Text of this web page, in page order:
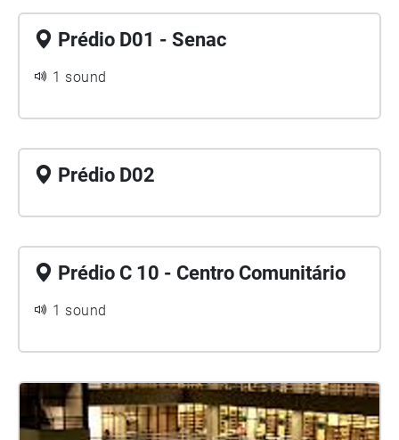
Prédio D01 - Senac
1 sound
Prédio D02
Prédio C 10 - Centro Comunitário
1 sound